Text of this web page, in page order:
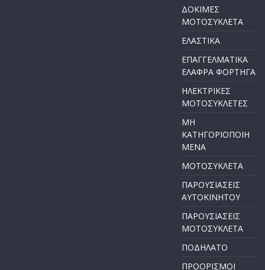
ΔΟΚΙΜΕΣ
ΜΟΤΟΣΥΚΛΕΤΑ
ΕΛΑΣΤΙΚΑ
ΕΠΑΓΓΕΛΜΑΤΙΚΑ
ΕΛΑΦΡΑ ΦΟΡΤΗΓΑ
ΗΛΕΚΤΡΙΚΕΣ
ΜΟΤΟΣΥΚΛΕΤΕΣ
ΜΗ
ΚΑΤΗΓΟΡΙΟΠΟΙΗ
ΜΕΝΑ
ΜΟΤΟΣΥΚΛΕΤΑ
ΠΑΡΟΥΣΙΑΣΕΙΣ
ΑΥΤΟΚΙΝΗΤΟΥ
ΠΑΡΟΥΣΙΑΣΕΙΣ
ΜΟΤΟΣΥΚΛΕΤΑ
ΠΟΔΗΛΑΤΟ
ΠΡΟΟΡΙΣΜΟΙ